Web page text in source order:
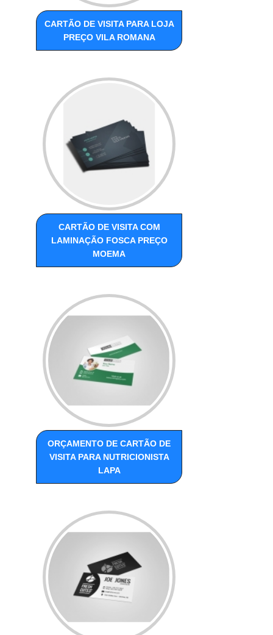
CARTÃO DE VISITA PARA LOJA
PREÇO VILA ROMANA
CARTÃO DE VISITA COM
LAMINAÇÃO FOSCA PREÇO
MOEMA
ORÇAMENTO DE CARTÃO DE
VISITA PARA NUTRICIONISTA
LAPA